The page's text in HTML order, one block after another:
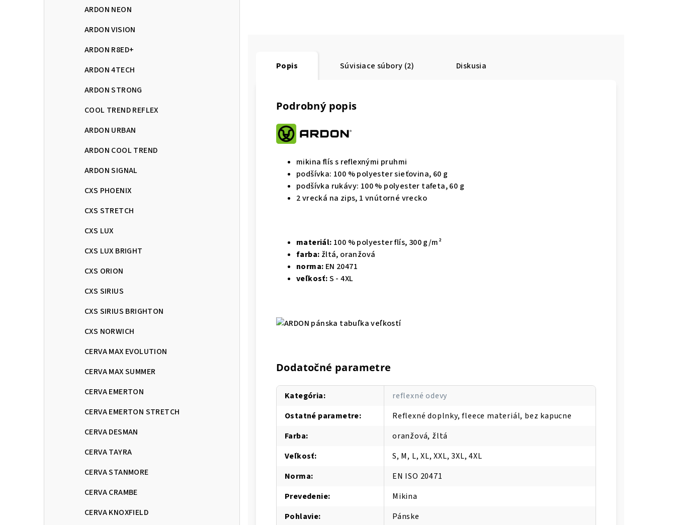
ARDON NEON
ARDON VISION
ARDON R8ED+
ARDON 4TECH
ARDON STRONG
COOL TREND REFLEX
ARDON URBAN
ARDON COOL TREND
ARDON SIGNAL
CXS PHOENIX
CXS STRETCH
CXS LUX
CXS LUX BRIGHT
CXS ORION
CXS SIRIUS
CXS SIRIUS BRIGHTON
CXS NORWICH
CERVA MAX EVOLUTION
CERVA MAX SUMMER
CERVA EMERTON
CERVA EMERTON STRETCH
CERVA DESMAN
CERVA TAYRA
CERVA STANMORE
CERVA CRAMBE
CERVA KNOXFIELD
Popis Súvisiace súbory (2) Diskusia
Podrobný popis
mikina flís s reflexnými pruhmi
podšívka: 100 % polyester sieťovina, 60 g
podšívka rukávy: 100 % polyester tafeta, 60 g
2 vrecká na zips, 1 vnútorné vrecko
materiál: 100 % polyester flís, 300 g/m²
farba: žltá, oranžová
norma: EN 20471
veľkosť:S - 4XL
Dodatočné parametre
Kategória:
reflexné odevy
Ostatné parametre:
Reflexné doplnky, fleece materiál, bez kapucne
Farba:
oranžová, žltá
Veľkosť:
S, M, L, XL, XXL, 3XL, 4XL
Norma:
EN ISO 20471
Prevedenie:
Mikina
Pohlavie:
Pánske